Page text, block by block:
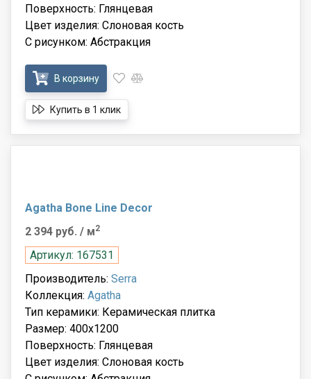
Поверхность: Глянцевая
Цвет изделия: Слоновая кость
С рисунком: Абстракция
В корзину
Купить в 1 клик
Agatha Bone Line Decor
2 394 руб. / м2
Артикул: 167531
Производитель: Serra
Коллекция: Agatha
Тип керамики: Керамическая плитка
Размер: 400x1200
Поверхность: Глянцевая
Цвет изделия: Слоновая кость